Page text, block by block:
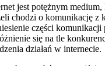
jest potężnym
chodzi o komunikację z
części komunikacji
się na tle
działań w internecie.